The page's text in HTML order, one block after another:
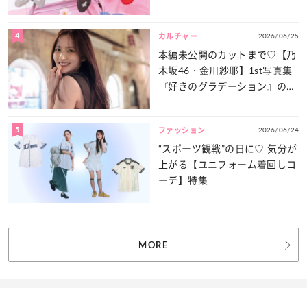
4 カルチャー 2026/06/25
本編未公開のカットまで♡【乃
木坂46・金川紗耶】1st写真集
『好きのグラデーション』の魅
5 ファッション 2026/06/24
“スポーツ観戦”の日に♡ 気分が
上がる【ユニフォーム着回しコ
ーデ】特集
MORE